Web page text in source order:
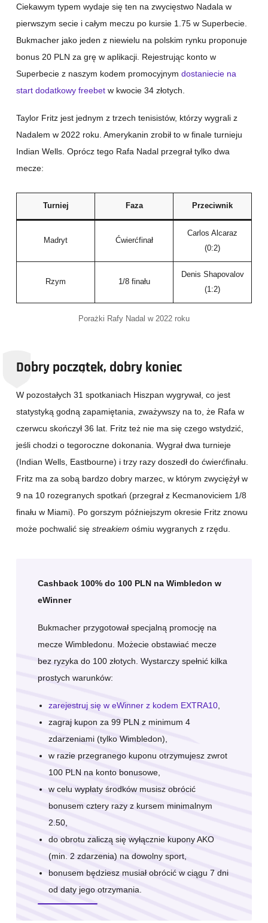
Ciekawym typem wydaje się ten na zwycięstwo Nadala w
pierwszym secie i całym meczu po kursie 1.75 w Superbecie.
Bukmacher jako jeden z niewielu na polskim rynku proponuje
bonus 20 PLN za grę w aplikacji. Rejestrując konto w
Superbecie z naszym kodem promocyjnym dostaniecie na
start dodatkowy freebet w kwocie 34 złotych.
Taylor Fritz jest jednym z trzech tenisistów, którzy wygrali z
Nadalem w 2022 roku. Amerykanin zrobił to w finale turnieju
Indian Wells. Oprócz tego Rafa Nadal przegrał tylko dwa
mecze:
Turniej Faza Przeciwnik
Madryt Ćwierćfinał
Carlos Alcaraz
(0:2)
Rzym 1/8 finału
Denis Shapovalov
(1:2)
Porażki Rafy Nadal w 2022 roku
Dobry początek, dobry koniec
W pozostałych 31 spotkaniach Hiszpan wygrywał, co jest
statystyką godną zapamiętania, zważywszy na to, że Rafa w
czerwcu skończył 36 lat. Fritz też nie ma się czego wstydzić,
jeśli chodzi o tegoroczne dokonania. Wygrał dwa turnieje
(Indian Wells, Eastbourne) i trzy razy doszedł do ćwierćfinału.
Fritz ma za sobą bardzo dobry marzec, w którym zwyciężył w
9 na 10 rozegranych spotkań (przegrał z Kecmanoviciem 1/8
finału w Miami). Po gorszym późniejszym okresie Fritz znowu
może pochwalić się streakiem ośmiu wygranych z rzędu.
Cashback 100% do 100 PLN na Wimbledon w
eWinner
Bukmacher przygotował specjalną promocję na
mecze Wimbledonu. Możecie obstawiać mecze
bez ryzyka do 100 złotych. Wystarczy spełnić kilka
prostych warunków:
zarejestruj się w eWinner z kodem EXTRA10
zagraj kupon za 99 PLN z minimum 4
zdarzeniami (tylko Wimbledon),
w razie przegranego kuponu otrzymujesz zwrot
100 PLN na konto bonusowe,
w celu wypłaty środków musisz obrócić
bonusem cztery razy z kursem minimalnym
2.50,
do obrotu zaliczą się wyłącznie kupony AKO
(min. 2 zdarzenia) na dowolny sport,
bonusem będziesz musiał obrócić w ciągu 7 dni
od daty jego otrzymania.